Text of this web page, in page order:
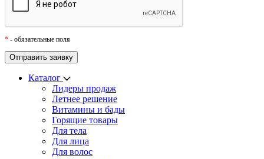
* - обязательные поля
Каталог
Лидеры продаж
Летнее решение
Витамины и бады
Горящие товары
Для тела
Для лица
Для волос